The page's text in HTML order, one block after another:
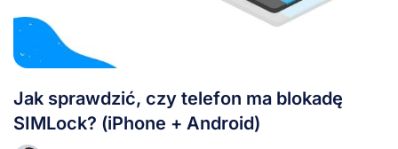
Jak sprawdzić, czy telefon ma blokadę
SIMLock? (iPhone + Android)